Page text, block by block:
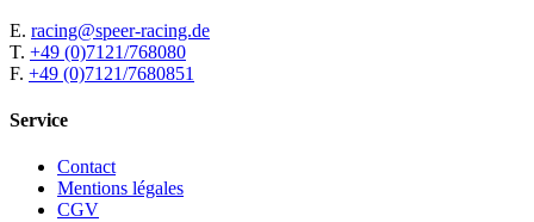
E. racing@speer-racing.de
T. +49 (0)7121/768080
F. +49 (0)7121/7680851
Service
Contact
Mentions légales
CGV